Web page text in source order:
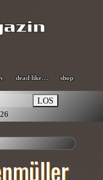
dead like… shop
LOS